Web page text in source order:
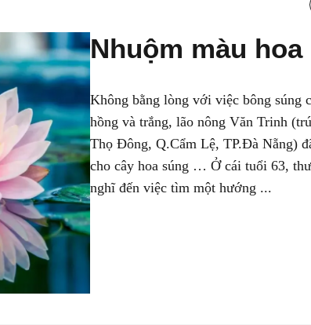
Nhuộm màu hoa
Không bằng lòng với việc bông súng
hồng và trắng, lão nông Văn Trinh
Thọ Đông, Q.Cẩm Lệ, TP.Đà Nẵng)
cho cây hoa súng … Ở cái tuổi 63,
nghĩ đến việc tìm một hướng ...